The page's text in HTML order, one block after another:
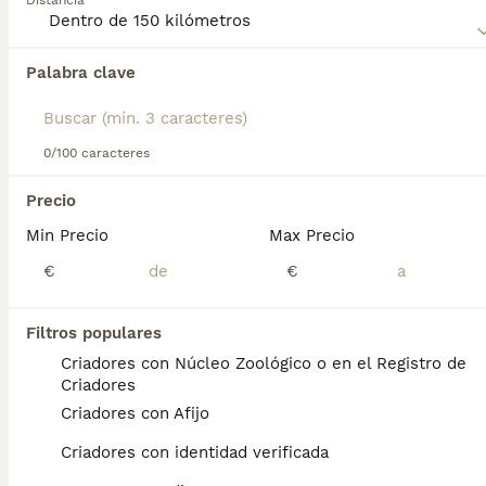
Palabra clave
0/100 caracteres
Precio
Min Precio
€
Max Precio
€
Filtros populares
Criadores con Núcleo Zoológico o en el Registro de
Criadores
Criadores con Afijo
Criadores con identidad verificada
información sobre esta raza de perro.
Encontramos 0 Münsterlander Grande Perros
Si deseas exactamente esta búsqueda guarda tu
búsqueda y espera el resultado perfecto:
Preguntas frecuentes
¿Cómo es un perro Gran
Danés?
Aspecto del gran danés Pese a su
constitución musculosa y fuerte, tiene una
expresión amable y un deseo genuino de